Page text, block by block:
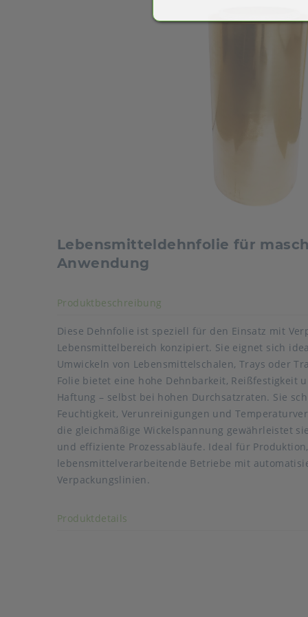
Lebensmitteldehnfolie für
Anwendung
Produktbeschreibung
Diese Dehnfolie ist speziell für den Einsatz mit
Lebensmittelbereich konzipiert. Sie eignet sich
Umwickeln von Lebensmittelschalen, Trays oder
Folie bietet eine hohe Dehnbarkeit, Reißfestigkeit
Haftung – selbst bei hohen Durchsatzraten. Sie
Feuchtigkeit, Verunreinigungen und
die gleichmäßige Wickelspannung gewährleistet
und effiziente Prozessabläufe. Ideal für
lebensmittelverarbeitende Betriebe mit
Verpackungslinien.
Produktdetails
Kern: 112 mm
Art der verpackten Lebensmittel: fette